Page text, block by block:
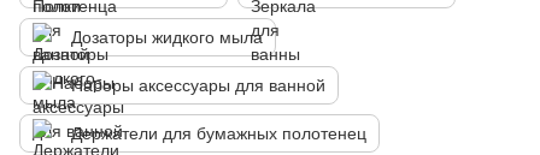
Дозаторы жидкого мыла
Наборы аксессуары для ванной
Держатели для бумажных полотенец